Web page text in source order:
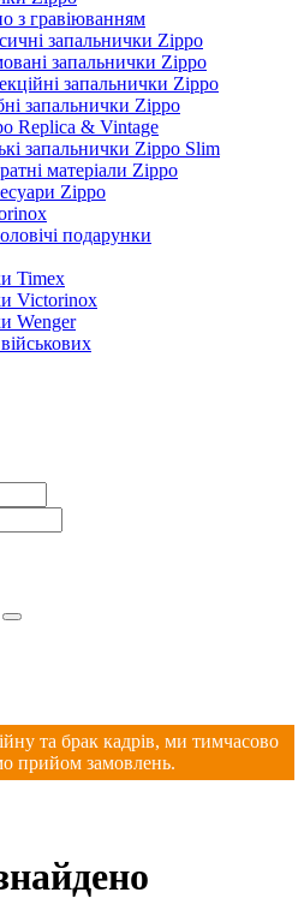
з гравіюванням
запальнички Zippo
запальнички Zippo
запальнички Zippo
запальнички Zippo
Replica & Vintage
запальнички Zippo Slim
матеріали Zippo
Zippo
подарунки
Timex
Victorinox
Wenger
та брак кадрів, ми тимчасово
прийом замовлень.